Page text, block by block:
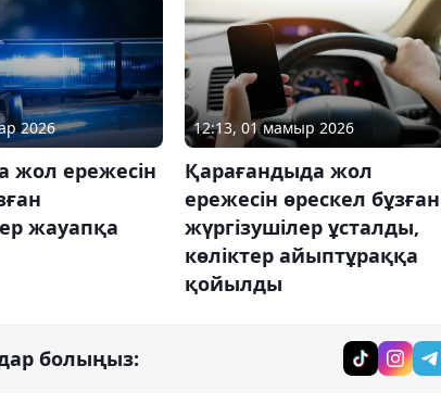
2026
жол ережесін
жауапқа
12:13, 01 мамыр 2026
Қарағандыда жол
ережесін өрескел бұзған
жүргізушілер ұсталды,
көліктер айыптұраққа
қойылды
болыңыз: